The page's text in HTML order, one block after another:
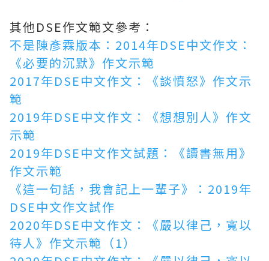
其他DSE作文範文參考：
不是陳彥霖版本：2014年DSE中文作文：
《必要的沉默》作文示範
2017年DSE中文作文：《談憤怒》作文示
範
2019年DSE中文作文：《想想別人》作文
示範
2019年DSE中文作文試題：《讀書無用》
作文示範
《這一句話，我會記上一輩子》：2019年
DSE中文作文試作
2020年DSE中文作文：《嚴以律己，寬以
待人》作文示範（1）